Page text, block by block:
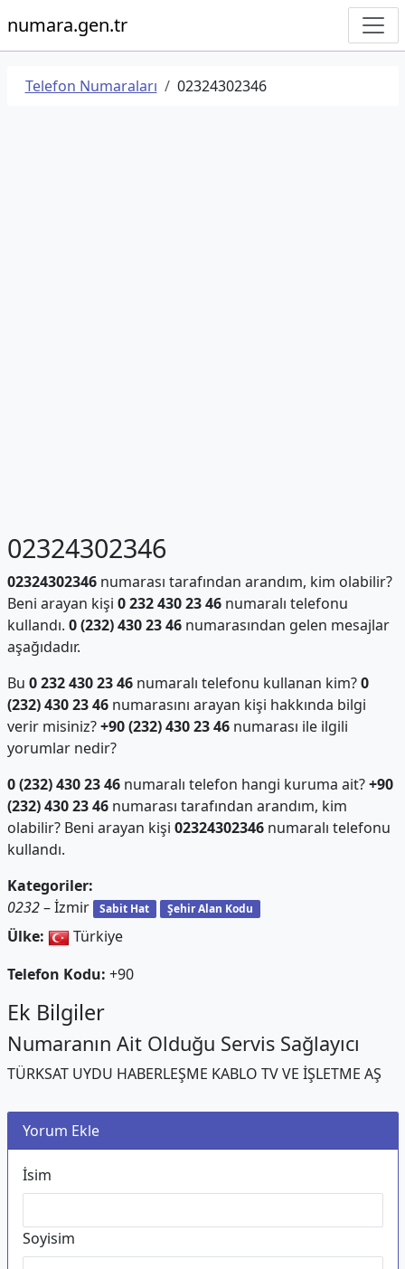
numara.gen.tr
Telefon Numaraları 02324302346
02324302346
02324302346numarası tarafından arandım, kim olabilir?
Beni arayan kişi 0 232 430 23 46numaralı telefonu
kullandı. 0 (232) 430 23 46numarasından gelen mesajlar
aşağıdadır.
Bu 0 232 430 23 46numaralı telefonu kullanan kim?0
(232) 430 23 46numarasını arayan kişi hakkında bilgi
verir misiniz?+90 (232) 430 23 46numarası ile ilgili
yorumlar nedir?
0 (232) 430 23 46numaralı telefon hangi kuruma ait?+90
(232) 430 23 46numarası tarafından arandım, kim
olabilir? Beni arayan kişi 02324302346numaralı telefonu
kullandı.
Kategoriler:
0232– İzmir Sabit Hat Şehir Alan Kodu
Ülke:
Türkiye
Telefon Kodu: +90
Ek Bilgiler
Numaranın Ait Olduğu Servis Sağlayıcı
TÜRKSAT UYDU HABERLEŞME KABLO TV VE İŞLETME AŞ
Yorum Ekle
İsim
Soyisim